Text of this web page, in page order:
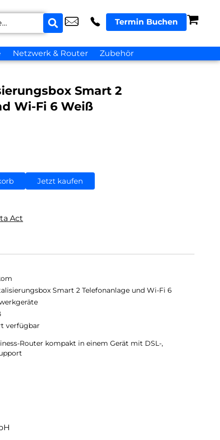
Termin Buchen
Netzwerk & Router Zubehör
Smart 2
Wi-Fi 6 Weiß
Jetzt kaufen
Act
Smart 2 Telefonanlage und Wi-Fi 6
verfügbar
Router kompakt in einem Gerät mit DSL-,